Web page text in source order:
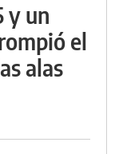
y un
el
alas